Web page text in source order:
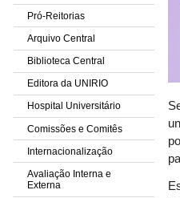
Pró-Reitorias
Arquivo Central
Biblioteca Central
Editora da UNIRIO
Hospital Universitário
Comissões e Comitês
Internacionalização
Avaliação Interna e
Externa